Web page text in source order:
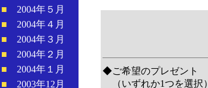
■ 2004年５月
■ 2004年４月
■ 2004年３月
■ 2004年２月
■ 2004年１月
■ 2003年12月
◆ご希望のプレゼント
（いずれか1つを選択）